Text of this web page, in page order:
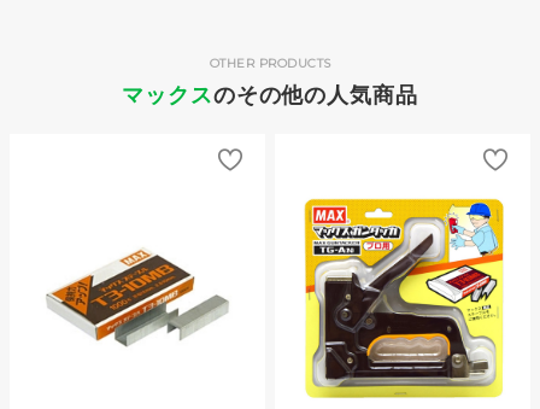
マックスのその他の人気商品
OTHER PRODUCTS